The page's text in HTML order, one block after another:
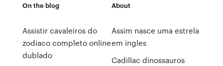
On the blog
Assistir cavaleiros do
zodiaco completo online
dublado
About
Assim nasce uma estrela
em ingles
Cadillac dinossauros